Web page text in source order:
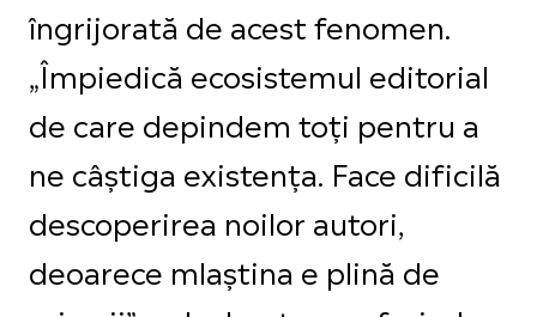
îngrijorată de acest fenomen.
„Împiedică ecosistemul editorial
de care depindem toți pentru a
ne câștiga existența. Face dificilă
descoperirea noilor autori,
deoarece mlaștina e plină de